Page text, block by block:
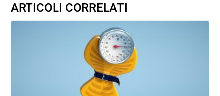
ARTICOLI CORRELATI